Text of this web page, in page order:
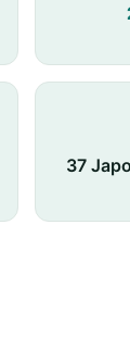
37